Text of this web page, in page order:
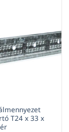
T24 x 33 x